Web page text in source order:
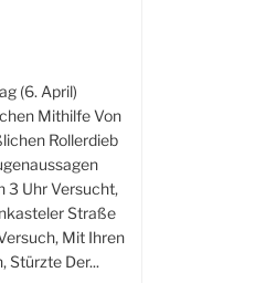
(6. April)
Mithilfe Von
Rollerdieb
3 Uhr Versucht,
Straße
Mit Ihren
Stürzte Der...